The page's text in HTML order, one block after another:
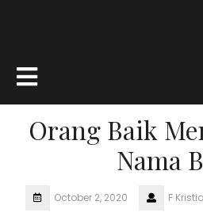
Open
Button
Orang Baik
Nama
October 2, 2020 F